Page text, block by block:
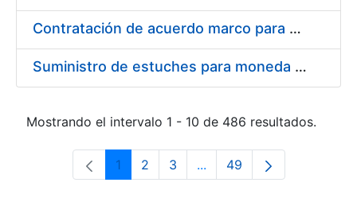
Contratación de acuerdo marco para el Suministro de Material de Electricidad para la Fábrica Nacional de Moneda y Timbre-Real Casa de la Moneda en su centro de trabajo de Burgos
Suministro de estuches para moneda de 30 €
Mostrando el intervalo 1 - 10 de 486 resultados.
Página
1 Página
2 Página
3 ...Páginas intermedias Use
Página
49